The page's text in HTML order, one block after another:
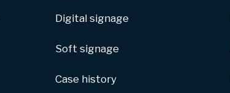
Digital signage
Soft signage
Case history